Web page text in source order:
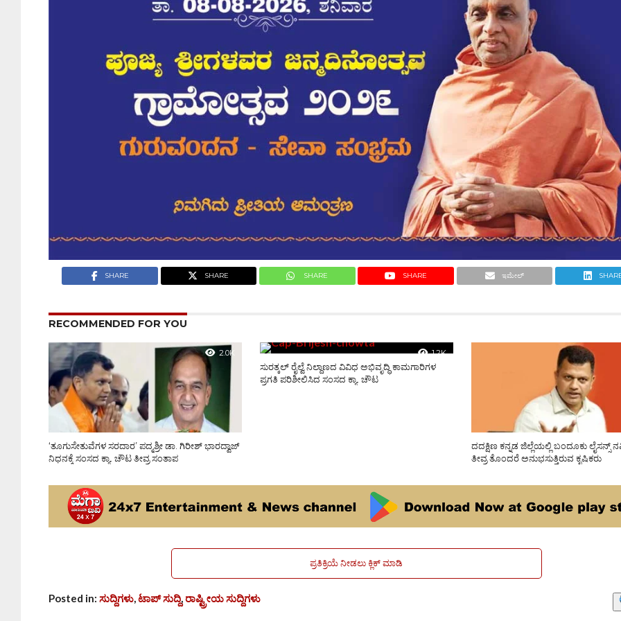
SHARE SHARE SHARE SHARE ಇಮೇಲ್
RECOMMENDED FOR YOU
2.0K
‘ತೂಗುಸೇತುವೆಗಳ ಸರದಾರ’ ಪದ್ಮಶ್ರೀ ಡಾ. ಗಿರೀಶ್ ಭಾರದ್ವಾಜ್
ನಿಧನಕ್ಕೆ ಸಂಸದ ಕ್ಯಾ. ಚೌಟ ತೀವ್ರ ಸಂತಾಪ
1.2K
ಸುರತ್ಕಲ್ ರೈಲ್ವೆ ನಿಲ್ದಾಣದ ವಿವಿಧ ಅಭಿವೃದ್ಧಿ ಕಾಮಗಾರಿಗಳ
ಪ್ರಗತಿ ಪರಿಶೀಲಿಸಿದ ಸಂಸದ ಕ್ಯಾ. ಚೌಟ
ದದಕ್ಷಿಣ ಕನ್ನಡ ಜಿಲ್ಲೆಯಲ್ಲಿ ಬಂದೂಕು ಲೈಸನ್ಸ್
ತೀವ್ರ ತೊಂದರೆ ಅನುಭಸುತ್ತಿರುವ ಕೃಷಿಕರು
ಪ್ರತಿಕ್ರಿಯೆ ನೀಡಲು ಕ್ಲಿಕ್ ಮಾಡಿ
Posted in:ಸುದ್ದಿಗಳು ,ಟಾಪ್ ಸುದ್ದಿ ,ರಾಷ್ಟ್ರೀಯ ಸುದ್ದಿಗಳು